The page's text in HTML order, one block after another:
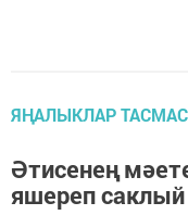
ЯҢАЛЫКЛАР
Әтисенең
яшереп саклый